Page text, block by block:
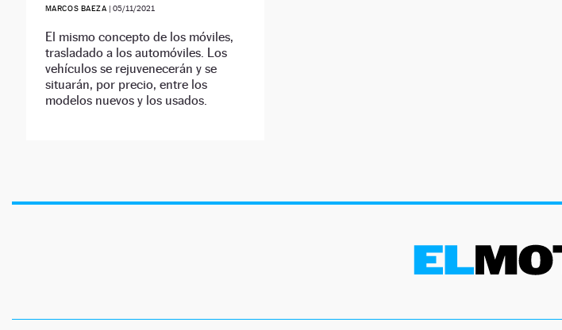
MARCOS BAEZA | 05/11/2021
El mismo concepto de los móviles,
trasladado a los automóviles. Los
vehículos se rejuvenecerán y se
situarán, por precio, entre los
modelos nuevos y los usados.